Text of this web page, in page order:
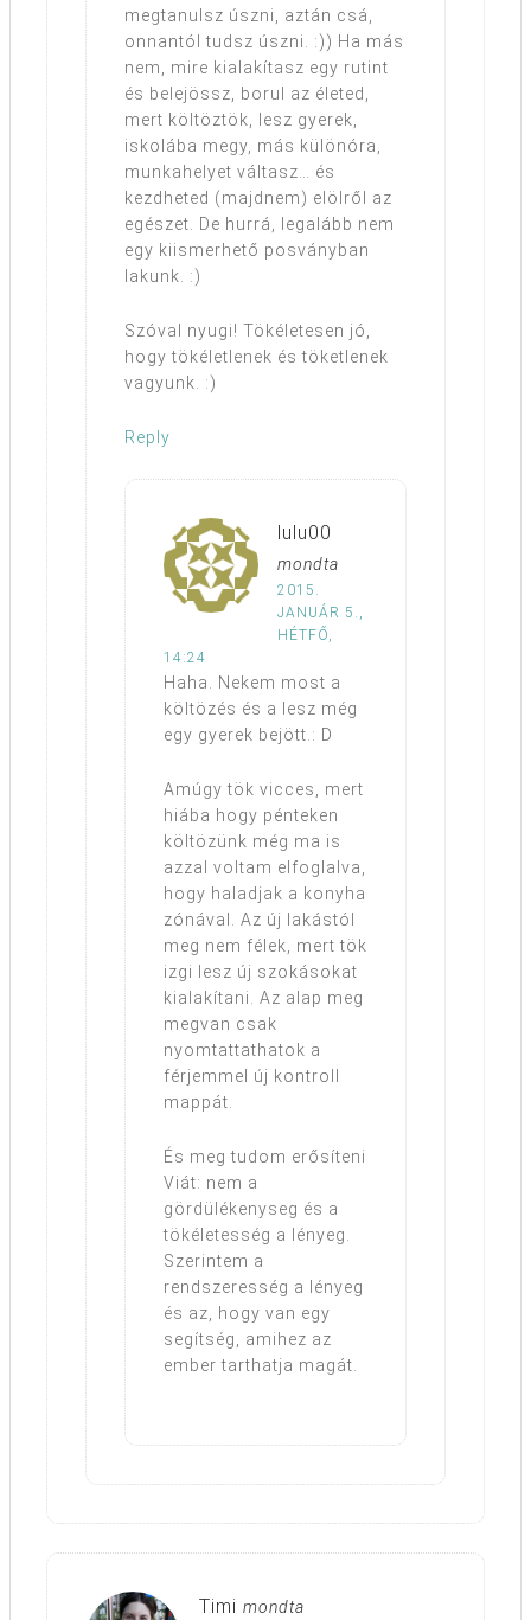
megtanulsz úszni, aztán csá,
onnantól tudsz úszni. :)) Ha más
nem, mire kialakítasz egy rutint
és belejössz, borul az életed,
mert költöztök, lesz gyerek,
iskolába megy, más különóra,
munkahelyet váltasz… és
kezdheted (majdnem) elölről az
egészet. De hurrá, legalább nem
egy kiismerhető posványban
lakunk. :)
Szóval nyugi! Tökéletesen jó,
hogy tökéletlenek és töketlenek
vagyunk. :)
Reply
lulu00
mondta
2015.
JANUÁR 5.,
HÉTFŐ,
14:24
Haha. Nekem most a
költözés és a lesz még
egy gyerek bejött.: D
Amúgy tök vicces, mert
hiába hogy pénteken
költözünk még ma is
azzal voltam elfoglalva,
hogy haladjak a konyha
zónával. Az új lakástól
meg nem félek, mert tök
izgi lesz új szokásokat
kialakítani. Az alap meg
megvan csak
nyomtattathatok a
férjemmel új kontroll
mappát.
És meg tudom erősíteni
Viát: nem a
gördülékenyseg és a
tökéletesség a lényeg.
Szerintem a
rendszeresség a lényeg
és az, hogy van egy
segítség, amihez az
ember tarthatja magát.
Timi mondta